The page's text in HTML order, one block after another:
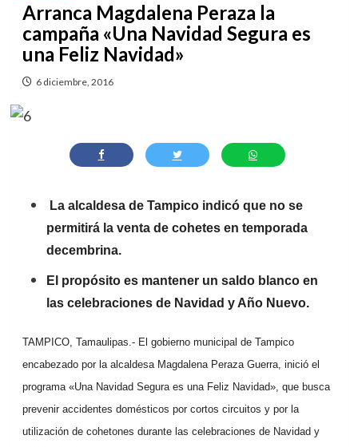
Arranca Magdalena Peraza la
campaña «Una Navidad Segura es
una Feliz Navidad»
6 diciembre, 2016
La alcaldesa de Tampico indicó que no se
permitirá la venta de cohetes en temporada
decembrina.
El propósito es mantener un saldo blanco en
las celebraciones de Navidad y Año Nuevo.
TAMPICO, Tamaulipas.- El gobierno municipal de Tampico
encabezado por la alcaldesa Magdalena Peraza Guerra, inició el
programa «Una Navidad Segura es una Feliz Navidad», que busca
prevenir accidentes domésticos por cortos circuitos y por la
utilización de cohetones durante las celebraciones de Navidad y